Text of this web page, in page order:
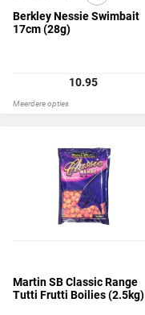
Berkley Nessie Swimbait
17cm (28g)
10.95
Meerdere opties
Martin SB Classic Range
Tutti Frutti Boilies (2.5kg)